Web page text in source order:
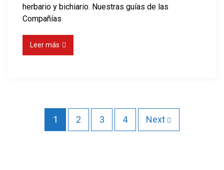
herbario y bichiario. Nuestras guías de las
Compañías
Leer más
1 2 3 4 Next